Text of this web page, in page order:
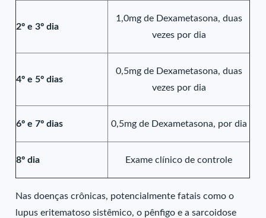
2º e 3º dia
1,0mg de Dexametasona, duas
vezes por dia
4º e 5º dias
0,5mg de Dexametasona, duas
vezes por dia
6º e 7º dias 0,5mg de Dexametasona, por dia
8º dia Exame clínico de controle
Nas doenças crônicas, potencialmente fatais como o
lupus eritematoso sistêmico, o pênfigo e a sarcoidose